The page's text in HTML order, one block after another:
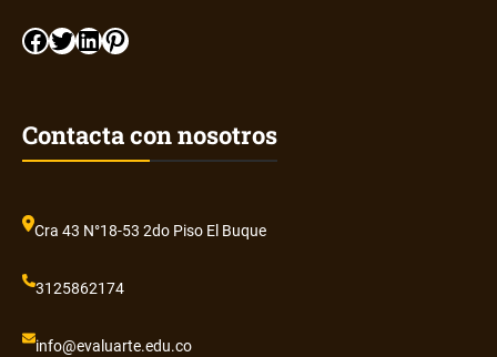
Facebook Twitter LinkedIn Pinterest
Contacta con nosotros
Cra 43 N°18-53 2do Piso El Buque
3125862174
info@evaluarte.edu.co